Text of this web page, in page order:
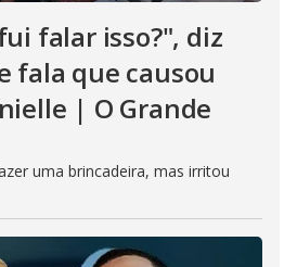
falar isso?", diz
fala que causou
| O Grande
uma brincadeira, mas irritou